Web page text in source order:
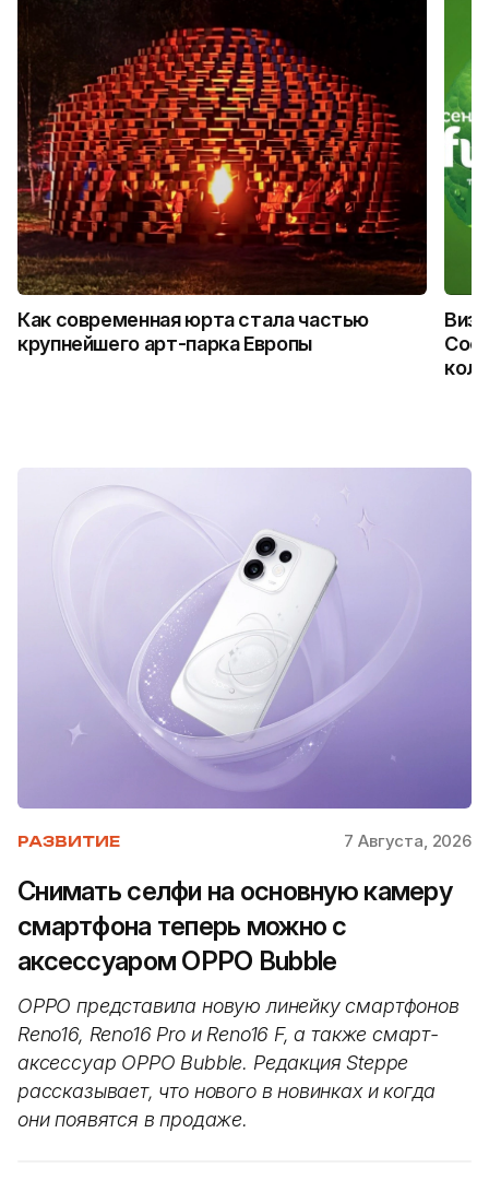
Как современная юрта стала частью
крупнейшего арт-парка Европы
РАЗВИТИЕ 7 Августа, 2026
Снимать селфи на основную камеру
смартфона теперь можно с
аксессуаром OPPO Bubble
OPPO представила новую линейку смартфонов
Reno16, Reno16 Pro и Reno16 F, а также смарт-
аксессуар OPPO Bubble. Редакция Steppe
рассказывает, что нового в новинках и когда
они появятся в продаже.